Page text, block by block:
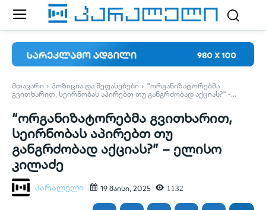
ᲛᲗᲐᲕᲐᲠᲘ ᲞᲝᲖᲘᲪᲘᲐ ᲓᲐ ᲨᲔᲤᲐᲡᲔᲑᲔᲑᲘ
"ᲝᲠᲒᲐᲜᲘᲖᲐᲢᲝᲠᲔᲑᲛᲐ
ᲒᲕᲘᲗᲮᲐᲠᲘᲗ, ᲡᲔᲘᲠᲜᲝᲑᲐᲡ ᲐᲞᲘᲠᲔᲑᲗ ᲗᲣ ᲒᲐᲜᲒᲠᲫᲝᲑᲐᲓ ᲐᲥᲪᲘᲐᲡ?" -...
“ორგანიზატორებმა გვითხარით,
სეირნობას აპირებთ თუ
განგრძობად აქციას?” – ელისო
კილაძე
პარალელი 19 მაისი, 2025 1132